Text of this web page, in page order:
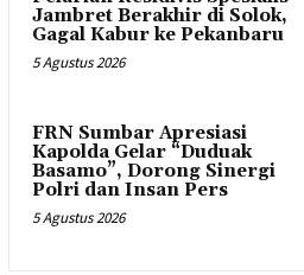
Jambret Berakhir di Solok,
Gagal Kabur ke Pekanbaru
5 Agustus 2026
FRN Sumbar Apresiasi
Kapolda Gelar “Duduak
Basamo”, Dorong Sinergi
Polri dan Insan Pers
5 Agustus 2026